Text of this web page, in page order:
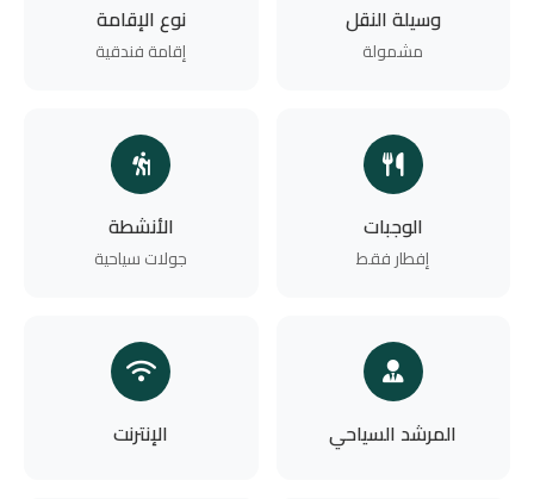
وسيلة النقل
مشمولة
نوع الإقامة
إقامة فندقية
الوجبات
إفطار فقط
الأنشطة
جولات سياحية
المرشد السياحي الإنترنت